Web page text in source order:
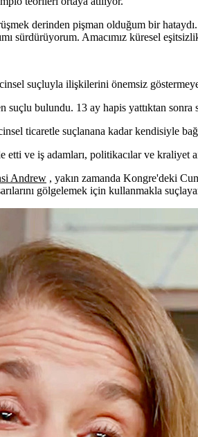
derinden pişman olduğum bir
sürdürüyorum. Amacımız küresel
suçluyla ilişkilerini önemsiz
bulundu. 13 ay hapis yattıktan sonra
ticaretle suçlanana kadar kendisiyle
ve iş adamları, politikacılar ve kraliyet
Andrew , yakın zamanda Kongre'deki
gölgelemek için kullanmakla